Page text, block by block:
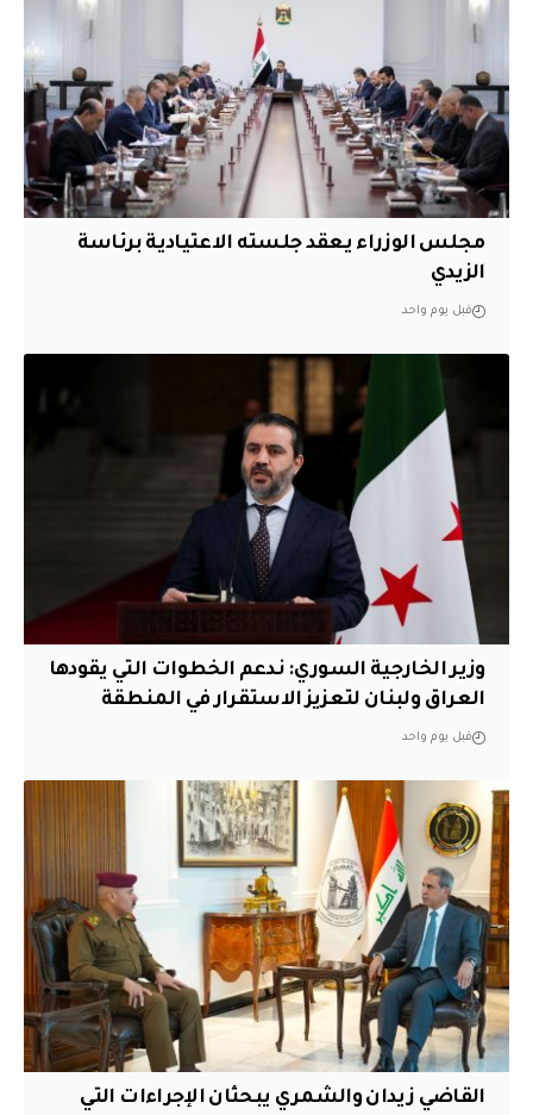
مجلس الوزراء يعقد جلسته الاعتيادية برئاسة
الزيدي
قبل يوم واحد
وزير الخارجية السوري: ندعم الخطوات التي يقودها
العراق ولبنان لتعزيز الاستقرار في المنطقة
قبل يوم واحد
القاضي زيدان والشمري يبحثان الإجراءات التي